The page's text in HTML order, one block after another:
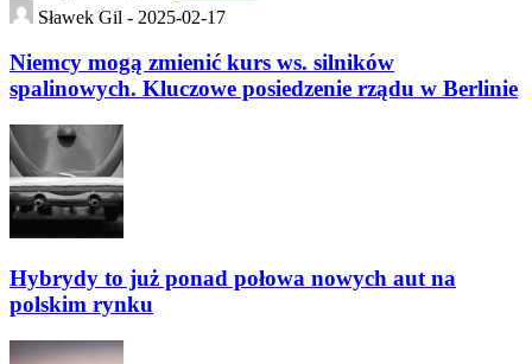
Sławek Gil - 2025-02-17
Niemcy mogą zmienić kurs ws. silników
spalinowych. Kluczowe posiedzenie rządu w Berlinie
Hybrydy to już ponad połowa nowych aut na
polskim rynku